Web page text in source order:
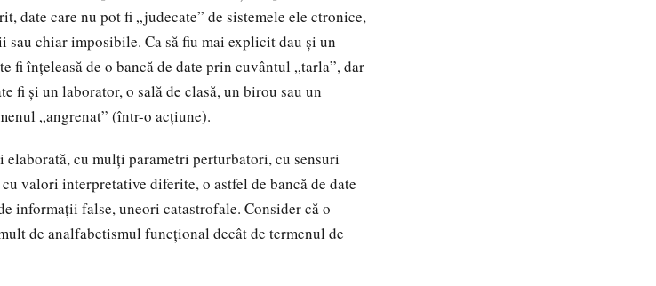
date care nu pot fi „judecate” de sistemele ele ctronice,
sau chiar imposibile. Ca să fiu mai explicit dau și un
fi înțeleasă de o bancă de date prin cuvântul „tarla”, dar
fi și un laborator, o sală de clasă, un birou sau un
„angrenat” (într-o acțiune).
cu mulți parametri perturbatori, cu sensuri
valori interpretative diferite, o astfel de bancă de date
informații false, uneori catastrofale. Consider că o
de analfabetismul funcțional decât de termenul de